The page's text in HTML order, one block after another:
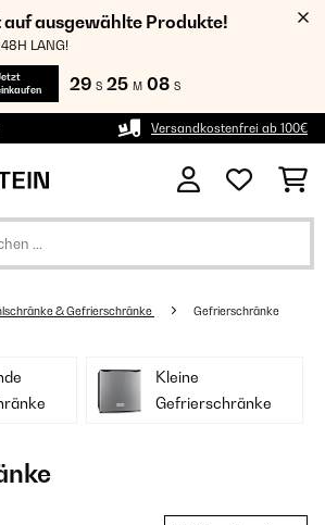
auf ausgewählte Produkte!
LANG!
29 S 25 M 08 S
Versandkostenfrei ab 100€
& Gefrierschränke Gefrierschränke
Kleine
Gefrierschränke